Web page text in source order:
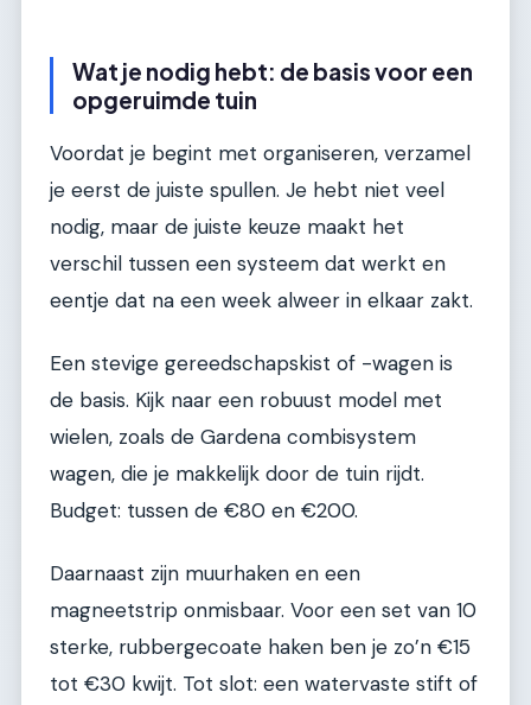
Wat je nodig hebt: de basis voor een
opgeruimde tuin
Voordat je begint met organiseren, verzamel
je eerst de juiste spullen. Je hebt niet veel
nodig, maar de juiste keuze maakt het
verschil tussen een systeem dat werkt en
eentje dat na een week alweer in elkaar zakt.
Een stevige gereedschapskist of -wagen is
de basis. Kijk naar een robuust model met
wielen, zoals de Gardena combisystem
wagen, die je makkelijk door de tuin rijdt.
Budget: tussen de €80 en €200.
Daarnaast zijn muurhaken en een
magneetstrip onmisbaar. Voor een set van 10
sterke, rubbergecoate haken ben je zo’n €15
tot €30 kwijt. Tot slot: een watervaste stift of